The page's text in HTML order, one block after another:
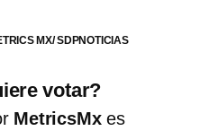
MX/ SDPNOTICIAS
votar?
MetricsMxes